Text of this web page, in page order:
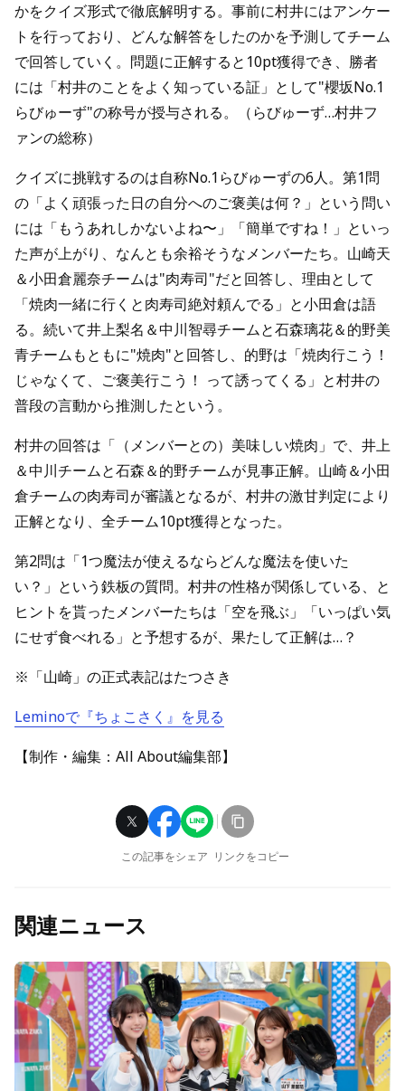
かをクイズ形式で徹底解明する。事前に村井にはアンケー
トを行っており、どんな解答をしたのかを予測してチーム
で回答していく。問題に正解すると10pt獲得でき、勝者
には「村井のことをよく知っている証」として"櫻坂No.1
らびゅーず"の称号が授与される。（らびゅーず…村井フ
ァンの総称）
クイズに挑戦するのは自称No.1らびゅーずの6人。第1問
の「よく頑張った日の自分へのご褒美は何？」という問い
には「もうあれしかないよね〜」「簡単ですね！」といっ
た声が上がり、なんとも余裕そうなメンバーたち。山崎天
＆小田倉麗奈チームは"肉寿司"だと回答し、理由として
「焼肉一緒に行くと肉寿司絶対頼んでる」と小田倉は語
る。続いて井上梨名＆中川智尋チームと石森璃花＆的野美
青チームもともに"焼肉"と回答し、的野は「焼肉行こう！
じゃなくて、ご褒美行こう！ って誘ってくる」と村井の
普段の言動から推測したという。
村井の回答は「（メンバーとの）美味しい焼肉」で、井上
＆中川チームと石森＆的野チームが見事正解。山崎＆小田
倉チームの肉寿司が審議となるが、村井の激甘判定により
正解となり、全チーム10pt獲得となった。
第2問は「1つ魔法が使えるならどんな魔法を使いた
い？」という鉄板の質問。村井の性格が関係している、と
ヒントを貰ったメンバーたちは「空を飛ぶ」「いっぱい気
にせず食べれる」と予想するが、果たして正解は…？
※「山崎」の正式表記はたつさき
Leminoで『ちょこさく』を見る
【制作・編集：All About編集部】
この記事をシェア リンクをコピー
関連ニュース